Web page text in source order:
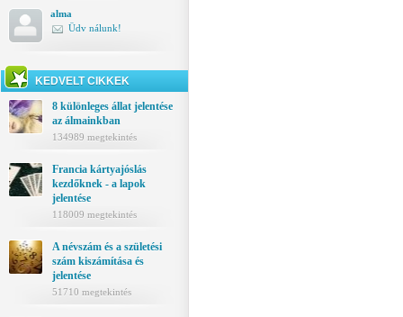
alma
Üdv nálunk!
KEDVELT CIKKEK
8 különleges állat jelentése
az álmainkban
134989 megtekintés
Francia kártyajóslás
kezdőknek - a lapok
jelentése
118009 megtekintés
A névszám és a születési
szám kiszámítása és
jelentése
51710 megtekintés